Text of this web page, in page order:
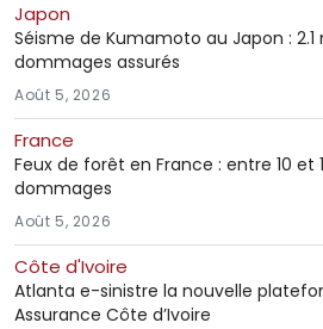
Japon
Séisme de Kumamoto au Japon : 2.1
dommages assurés
Août 5, 2026
France
Feux de forêt en France : entre 10 et
dommages
Août 5, 2026
Côte d'Ivoire
Atlanta e-sinistre la nouvelle
Assurance Côte d’Ivoire